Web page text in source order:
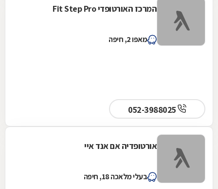
המרכז האורטופדי Fit Step Pro
מאפו 2, חיפה
אורטופדיה אם אנד איי
בעלי מלאכה 18, חיפה